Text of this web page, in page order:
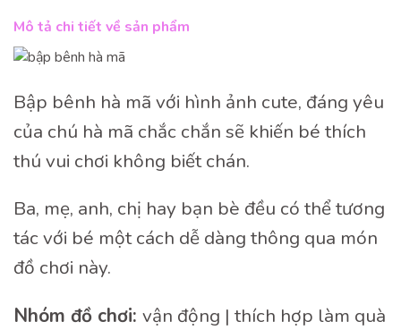
Mô tả chi tiết về sản phẩm
Bập bênh hà mã với hình ảnh cute, đáng yêu
của chú hà mã chắc chắn sẽ khiến bé thích
thú vui chơi không biết chán.
Ba, mẹ, anh, chị hay bạn bè đều có thể tương
tác với bé một cách dễ dàng thông qua món
đồ chơi này.
Nhóm đồ chơi: vận động | thích hợp làm quà